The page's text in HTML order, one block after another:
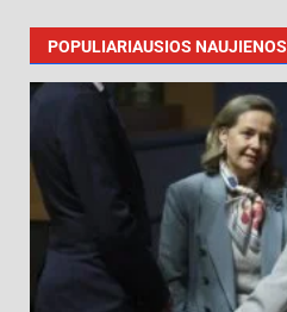
POPULIARIAUSIOS NAUJIENOS